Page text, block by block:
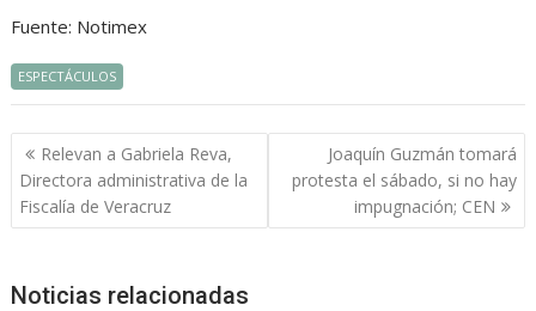
Fuente: Notimex
ESPECTÁCULOS
Navegación
de
entradas
Relevan a Gabriela Reva,
Directora administrativa de la
Fiscalía de Veracruz
Joaquín Guzmán tomará
protesta el sábado, si no hay
impugnación; CEN
Noticias relacionadas